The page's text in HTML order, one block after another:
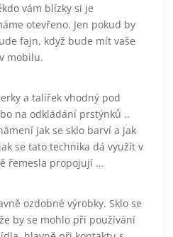
vám blízky si je
otevřeno. Jen pokud by
fajn, když bude mít vaše
mobilu.
a talířek vhodný pod
na odkládání prstýnků ..
jak se sklo barví a jak
se tato technika dá využít v
řemesla propojují …
ozdobné výrobky. Sklo se
by se mohlo při používání